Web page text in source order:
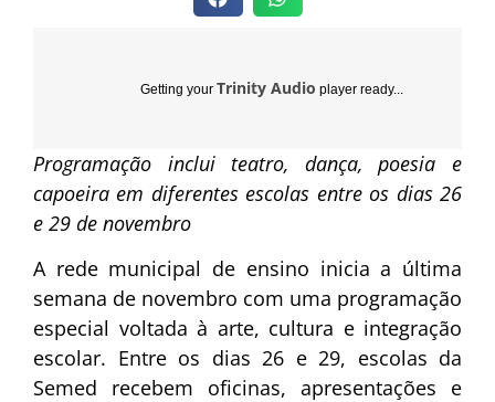
Getting your Trinity Audio player ready...
Programação inclui teatro, dança, poesia e
capoeira em diferentes escolas entre os dias 26
e 29 de novembro
A rede municipal de ensino inicia a última
semana de novembro com uma programação
especial voltada à arte, cultura e integração
escolar. Entre os dias 26 e 29, escolas da
Semed recebem oficinas, apresentações e